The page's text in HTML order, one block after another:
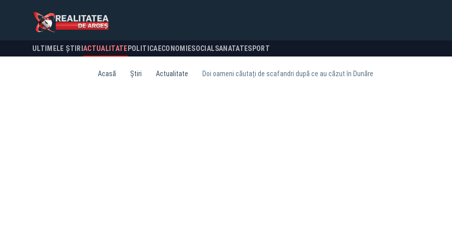
ULTIMELE ȘTIRI ACTUALITATE POLITICA ECONOMIESOCIALSANATATESPORT
Acasă Știri Actualitate Doi oameni căutați de scafandri după ce au căzut în Dunăre